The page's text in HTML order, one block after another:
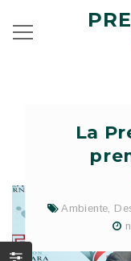
La
Ambiente